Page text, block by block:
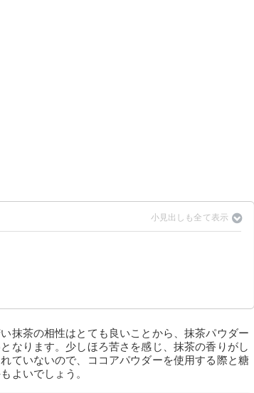
抹茶の相性はとても良いことから、抹茶パウダー
なります。少しほろ苦さを感じ、抹茶の香りがし
ていないので、ココアパウダーを使用する際と糖
よいでしょう。